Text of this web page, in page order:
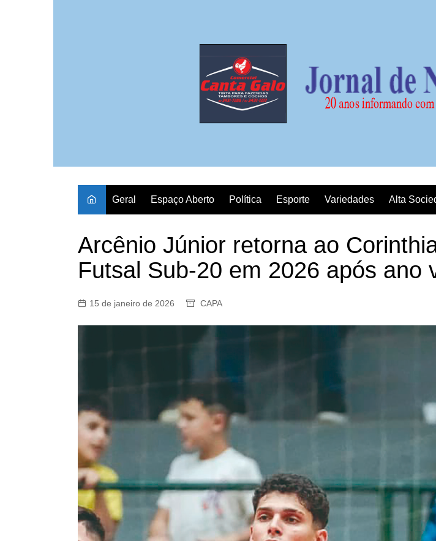
Geral Espaço Aberto Política Esporte Variedades Alta
Arcênio Júnior retorna ao
Futsal Sub-20 em 2026 após ano
15 de janeiro de 2026 CAPA